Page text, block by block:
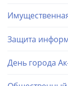
Защита
День города